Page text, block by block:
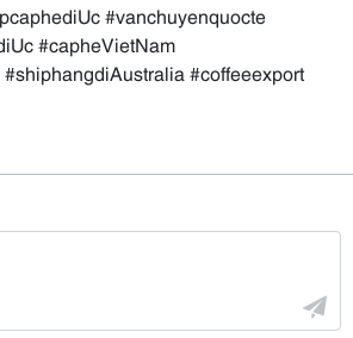
#vanchuyenquocte
#capheVietNam
#coffeeexport